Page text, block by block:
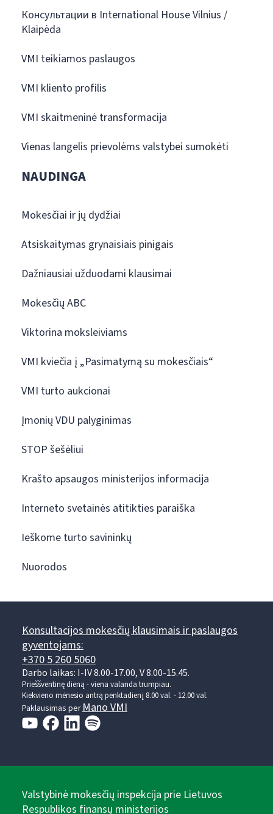
Консультации в International House Vilnius /
Klaipėda
VMI teikiamos paslaugos
VMI kliento profilis
VMI skaitmeninė transformacija
Vienas langelis prievolėms valstybei sumokėti
NAUDINGA
Mokesčiai ir jų dydžiai
Atsiskaitymas grynaisiais pinigais
Dažniausiai užduodami klausimai
Mokesčių ABC
Viktorina moksleiviams
VMI kviečia į „Pasimatymą su mokesčiais“
VMI turto aukcionai
Įmonių VDU palyginimas
STOP šešėliui
Krašto apsaugos ministerijos informacija
Interneto svetainės atitikties paraiška
Ieškome turto savininkų
Nuorodos
Konsultacijos mokesčių klausimais ir paslaugos
gyventojams:
+370 5 260 5060
Darbo laikas: I-IV 8.00-17.00, V 8.00-15.45.
Prieššventinę dieną - viena valanda trumpiau.
Kiekvieno mėnesio antrą penktadienį 8.00 val. - 12.00 val.
Paklausimas per Mano VMI
Valstybinė mokesčių inspekcija prie Lietuvos
Respublikos finansų ministerijos